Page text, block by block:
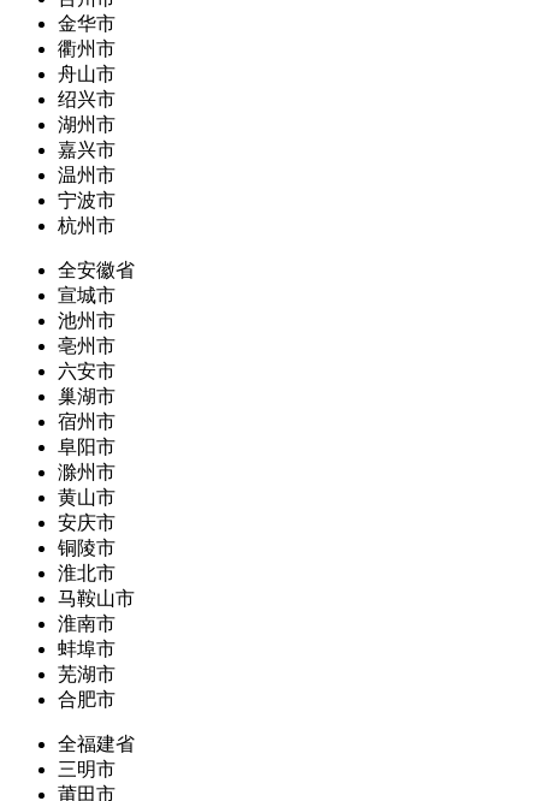
金华市
衢州市
舟山市
绍兴市
湖州市
嘉兴市
温州市
宁波市
杭州市
全安徽省
宣城市
池州市
亳州市
六安市
巢湖市
宿州市
阜阳市
滁州市
黄山市
安庆市
铜陵市
淮北市
马鞍山市
淮南市
蚌埠市
芜湖市
合肥市
全福建省
三明市
莆田市